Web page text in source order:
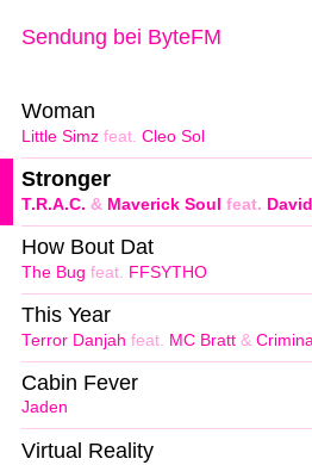
Sendung bei ByteFM
Little Simz feat. Cleo Sol
Woman
T.R.A.C. & Maverick Soul feat.
Stronger
The Bug feat. FFSYTHO
How Bout Dat
Terror Danjah feat. MC Bratt &
This Year
Jaden
Cabin Fever
Virtual Reality